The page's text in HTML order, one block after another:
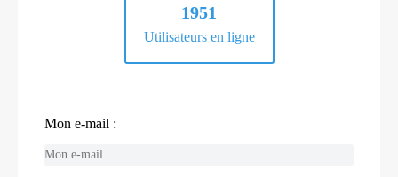
1951
Utilisateurs en ligne
Mon e-mail :